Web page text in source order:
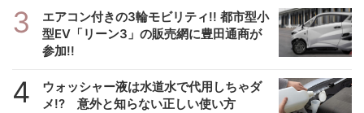
3
エアコン付きの3輪モビリティ!! 都市型小
型EV「リーン3」の販売網に豊田通商が
参加!!
4
ウォッシャー液は水道水で代用しちゃダ
メ!? 意外と知らない正しい使い方